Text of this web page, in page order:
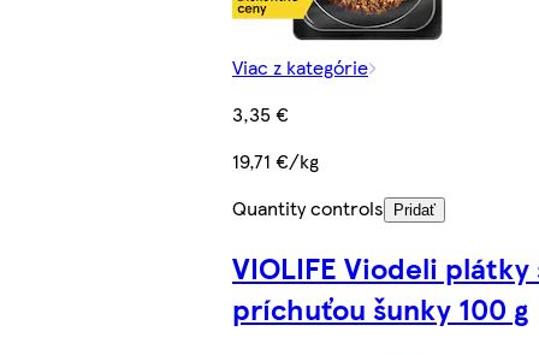
Viac z kategórie
3,35 €
19,71 €/kg
Quantity controls
Pridať
VIOLIFE Viodeli plátky
príchuťou šunky 100 g